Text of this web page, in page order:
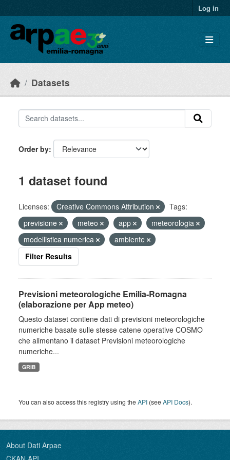
Log in
Datasets
Order by
1 dataset found
Licenses: Creative Commons Attribution
Tags:
previsione
meteo app
meteorologia
modellistica numerica
ambiente
Filter Results
Previsioni meteorologiche Emilia-Romagna
(elaborazione per App meteo)
Questo dataset contiene dati di previsioni meteorologiche
numeriche basate sulle stesse catene operative COSMO
che alimentano il dataset Previsioni meteorologiche
numeriche...
GRIB
You can also access this registry using theAPI (seeAPI Docs).
About Dati Arpae